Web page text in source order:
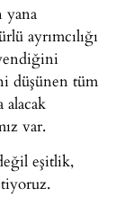
yana
ayrımcılığı
düşünen tüm
alacak
var.
eşitlik,